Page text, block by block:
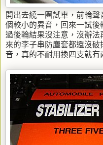
開出去繞一圈試車，前輪
個較小的異音，回來一試
過後輪結果沒注意，沒辦
來的李子串防塵套都還沒
音，真的不耐用換四支就有